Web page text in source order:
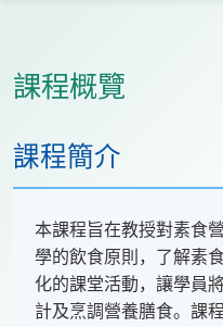
課程概覽
課程簡介
本課程旨在教授對素食
學的飲食原則，了解素
化的課堂活動，讓學員
計及烹調營養膳食。課